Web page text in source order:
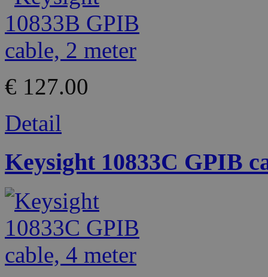
€ 127.00
Detail
Keysight 10833C GPIB